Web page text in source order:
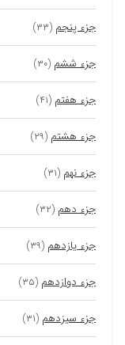
جزء پنجم (۳۳)
جزء ششم (۳۰)
جزء هفتم (۴۱)
جزء هشتم (۲۹)
جزء نهم (۳۱)
جزء دهم (۳۲)
جزء یازدهم (۳۹)
جزء دوازدهم (۳۵)
جزء سیزدهم (۳۱)